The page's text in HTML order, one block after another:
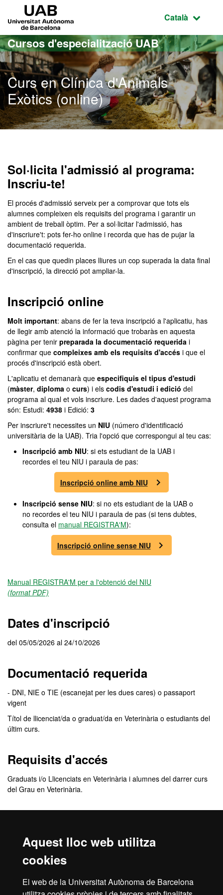
Aquest lloc web utilitza
cookies
El web de la Universitat Autònoma de Barcelona
Ves al contingut principal
Ves a la navegació de la pàgina
Idioma
Català
Cursos d'especialització UAB
Curs en Clínica d'Animals
Exòtics (online)
Sol·licita l'admissió al programa:
Inscriu-te!
El procés d'admissió serveix per a comprovar que tots els
alumnes compleixen els requisits del programa i garantir un
ambient de treball òptim. Per a sol·licitar l'admissió, has
d'inscriure't: pots fer-ho online i recorda que has de pujar la
documentació requerida.
En el cas que quedin places lliures un cop superada la data final
d'inscripció, la direcció pot ampliar-la.
Inscripció online
Molt important: abans de fer la teva inscripció a l'aplicatiu, has
de llegir amb atenció la informació que trobaràs en aquesta
pàgina per tenir preparada la documentació requerida i
confirmar que compleixes amb els requisits d'accés i que el
procés d'inscripció està obert.
L'aplicatiu et demanarà que especifiquis el tipus d'estudi
(màster, diploma o curs) i els codis d'estudi i edició del
programa al qual et vols inscriure. Les dades d'aquest programa
són: Estudi: 4938 i Edició: 3
Per inscriure't necessites un NIU (número d'identificació
universitària de la UAB). Tria l'opció que correspongui al teu cas:
Inscripció amb NIU: si ets estudiant de la UAB i
recordes el teu NIU i paraula de pas:
Inscripció online amb NIU
Inscripció sense NIU: si no ets estudiant de la UAB o
no recordes el teu NIU i paraula de pas (si tens dubtes,
consulta el manual REGISTRA'M):
Inscripció online sense NIU
Manual REGISTRA'M per a l'obtenció del NIU
(format PDF)
Dates d'inscripció
del 05/05/2026 al 24/10/2026
Documentació requerida
- DNI, NIE o TIE (escanejat per les dues cares) o passaport
vigent
Títol de llicenciat/da o graduat/da en Veterinària o estudiants del
últim curs.
Requisits d'accés
Graduats i/o Llicenciats en Veterinària i alumnes del darrer curs
del Grau en Veterinària.
resultat de l’admissió el rebràs, de manera personalitzada, a
l'adreça de correu electrònic que indiquis quan facis la inscripció.
En aquest correu se t’indicarà com has de procedir per
Revisa lasafata de correu brossadel teu correu electrònic. De